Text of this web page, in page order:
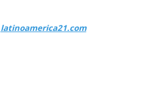
latinoamerica21.com